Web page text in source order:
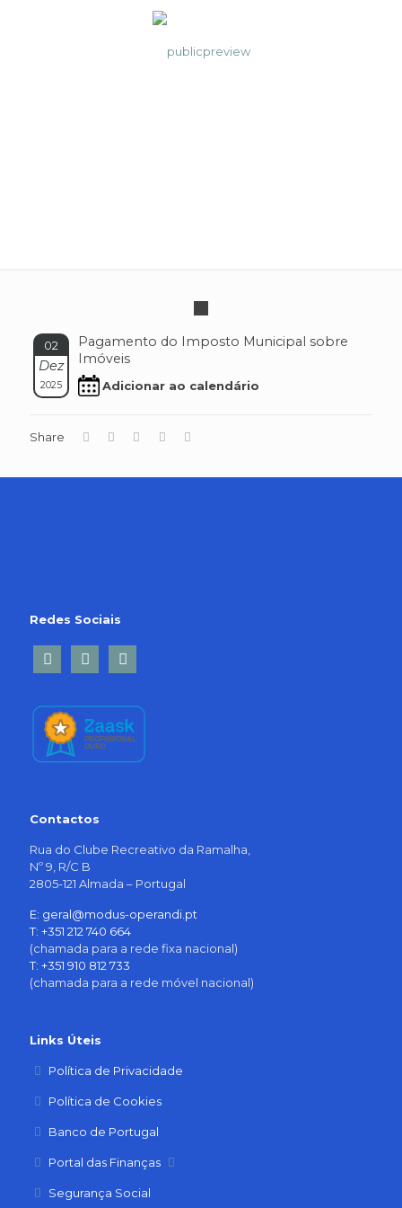
02
Dez
2025
Pagamento do Imposto Municipal sobre
Imóveis
Adicionar ao calendário
Share
Redes Sociais
facebook2linkedin-twitter
Contactos
Rua do Clube Recreativo da Ramalha,
Nº 9, R/C B
2805-121 Almada – Portugal
E: geral@modus-operandi.pt
T: +351 212 740 664
(chamada para a rede fixa nacional)
T: +351 910 812 733
(chamada para a rede móvel nacional)
Links Úteis
Política de Privacidade
Política de Cookies
Banco de Portugal
Portal das Finanças
Segurança Social